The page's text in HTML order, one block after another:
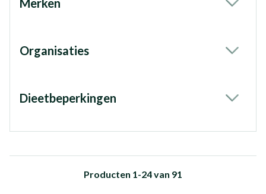
Merken
Organisaties
Dieetbeperkingen
Producten 1-24van 91